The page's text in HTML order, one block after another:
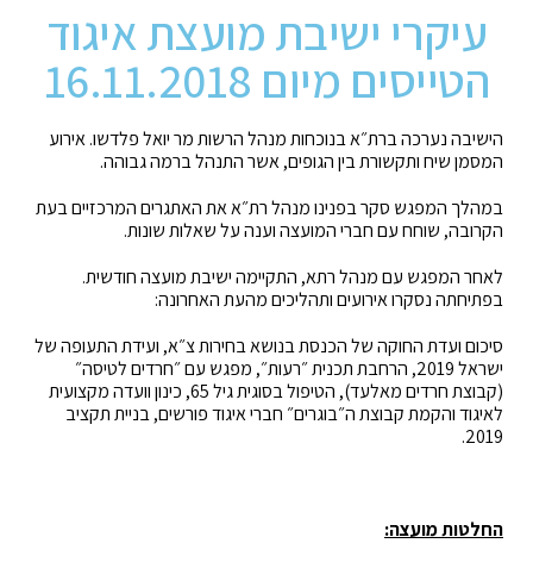
עיקרי ישיבת מועצת איגוד
הטייסים מיום 16.11.2018
הישיבה נערכה ברת״א בנוכחות מנהל הרשות מר יואל פלדשו. אירוע
המסמן שיח ותקשורת בין הגופים, אשר התנהל ברמה גבוהה.
במהלך המפגש סקר בפנינו מנהל רת״א את האתגרים המרכזיים בעת
הקרובה, שוחח עם חברי המועצה וענה על שאלות שונות.
לאחר המפגש עם מנהל רתא, התקיימה ישיבת מועצה חודשית.
בפתיחתה נסקרו אירועים ותהליכים מהעת האחרונה:
סיכום ועדת החוקה של הכנסת בנושא בחירות צ״א, ועידת התעופה של
ישראל 2019, הרחבת תכנית ״רעות״, מפגש עם ״חרדים לטיסה״
(קבוצת חרדים מאלעד), הטיפול בסוגית גיל 65, כינון וועדה מקצועית
לאיגוד והקמת קבוצת ה״בוגרים״ חברי איגוד פורשים, בניית תקציב
2019.
החלטות מועצה: